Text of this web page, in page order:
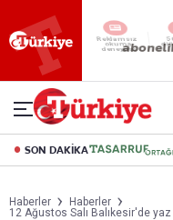
SON DAKİKA
Haberler
Haberler
12 Ağustos Salı Balıkesir'de